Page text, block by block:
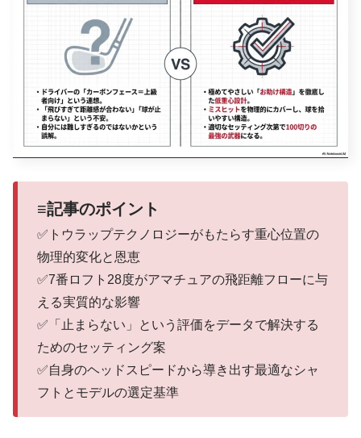
≡記事のポイント
✅トウラップテクノロジーがもたらす重心位置の
物理的変化と恩恵
✅7番ロフト28度がアマチュアの飛距離フローに与
える実質的な影響
✅「止まらない」という評価をデータで解決する
ためのセッティング案
✅自身のヘッドスピードから導き出す最適なシャ
フトとモデルの選定基準